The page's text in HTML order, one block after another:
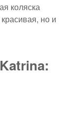
коляска
но и